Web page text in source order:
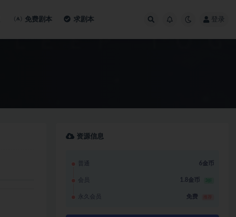
免费剧本 求剧本 登录
资源信息
普通 6金币
会员 1.8金币 3折
永久会员 免费